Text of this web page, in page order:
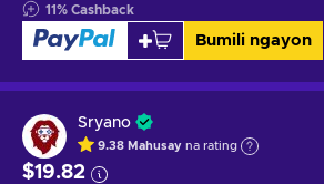
11% Cashback
Bumili ngayon
Sryano
9.38 Mahusay na rating
$19.82